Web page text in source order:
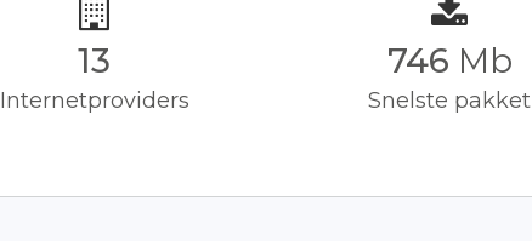
13
Internetproviders
750 Mb
Snelste pakket